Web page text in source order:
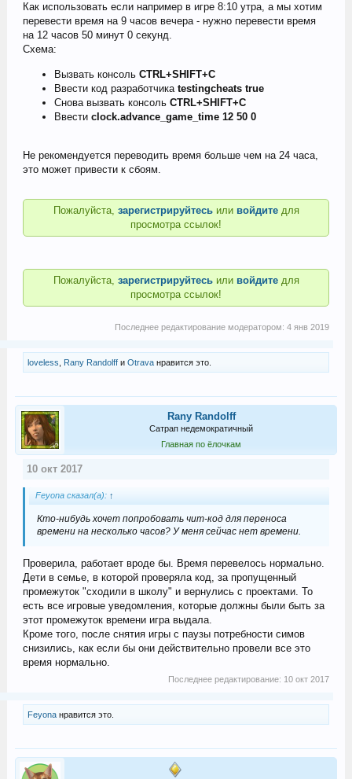
Как использовать если например в игре 8:10 утра, а мы хотим
перевести время на 9 часов вечера - нужно перевести время
на 12 часов 50 минут 0 секунд.
Схема:
Вызвать консоль CTRL+SHIFT+C
Ввести код разработчикаtestingcheats true
Снова вызвать консоль CTRL+SHIFT+C
Ввести clock.advance_game_time 12 50 0
Не рекомендуется переводить время больше чем на 24 часа,
это может привести к сбоям.
Пожалуйста, зарегистрируйтесьили войдите для
просмотра ссылок!
Пожалуйста, зарегистрируйтесьили войдите для
просмотра ссылок!
Последнее редактирование модератором:4 янв 2019
loveless Rany Randolffи Otravaнравится это.
Rany Randolff
Сатрап недемократичный
Главная по ёлочкам
10 окт 2017
Feyona сказал(а): ↑
Кто-нибудь хочет попробовать чит-код для переноса
времени на несколько часов? У меня сейчас нет времени.
Проверила, работает вроде бы. Время перевелось нормально.
Дети в семье, в которой проверяла код, за пропущенный
промежуток "сходили в школу" и вернулись с проектами. То
есть все игровые уведомления, которые должны были быть за
этот промежуток времени игра выдала.
Кроме того, после снятия игры с паузы потребности симов
снизились, как если бы они действительно провели все это
время нормально.
Последнее редактирование: 10 окт 2017
Feyonaнравится это.